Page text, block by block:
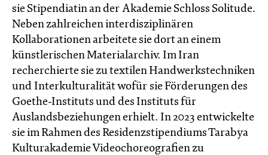
sie Stipendiatin an der Akademie Schloss Solitude.
Neben zahlreichen interdisziplinären
Kollaborationen arbeitete sie dort an einem
künstlerischen Materialarchiv. Im Iran
recherchierte sie zu textilen Handwerkstechniken
und Interkulturalität wofür sie Förderungen des
Goethe-Instituts und des Instituts für
Auslandsbeziehungen erhielt. In 2023 entwickelte
sie im Rahmen des Residenzstipendiums Tarabya
Kulturakademie Videochoreografien zu